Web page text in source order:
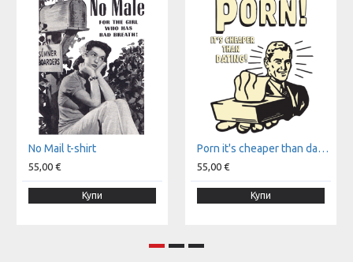
No Mail t-shirt
55,00 €
Купи
Porn it's cheaper than dating t-shirt
55,00 €
Купи